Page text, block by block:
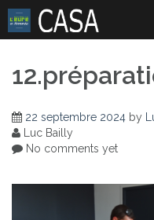
Skip
content
22 septembre 2024 by
Luc Bailly
No comments yet